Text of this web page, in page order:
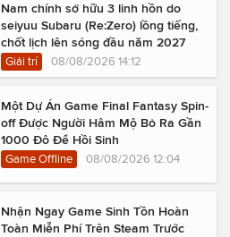
Nam chính sở hữu 3 linh hồn do
seiyuu Subaru (Re:Zero) lồng tiếng,
chốt lịch lên sóng đầu năm 2027
Giải trí 08/08/2026 14:12
Một Dự Án Game Final Fantasy Spin-
off Được Người Hâm Mộ Bỏ Ra Gần
1000 Đô Để Hồi Sinh
Game Offline 08/08/2026 12:04
Nhận Ngay Game Sinh Tồn Hoàn
Toàn Miễn Phí Trên Steam Trước